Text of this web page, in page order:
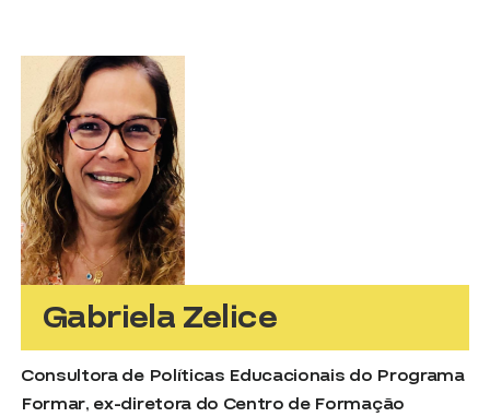
Gabriela Zelice
Consultora de Políticas Educacionais do Programa
Formar, ex-diretora do Centro de Formação